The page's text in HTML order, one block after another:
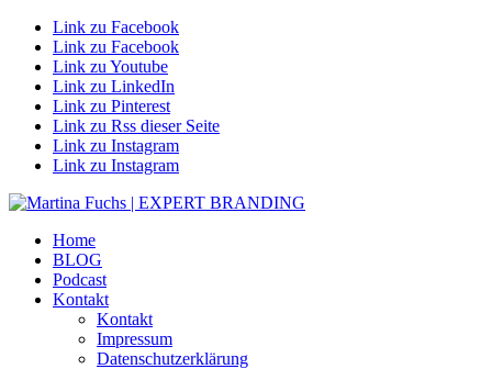
Link zu Facebook
Link zu Facebook
Link zu Youtube
Link zu LinkedIn
Link zu Pinterest
Link zu Rss dieser Seite
Link zu Instagram
Link zu Instagram
Home
BLOG
Podcast
Kontakt
Kontakt
Impressum
Datenschutzerklärung